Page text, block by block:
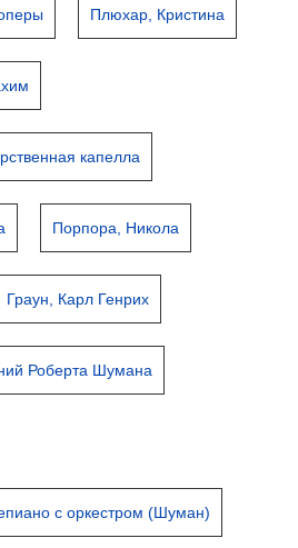
Плюхар, Кристина
капелла
Порпора, Никола
Граун, Карл Генрих
Роберта Шумана
с оркестром (Шуман)